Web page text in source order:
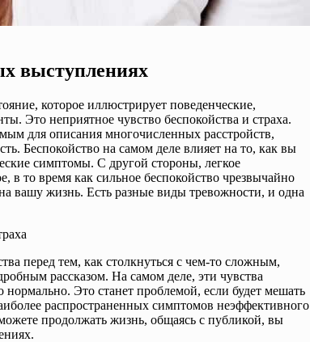
выступлениях
которое иллюстрирует поведенческие,
Это неприятное чувство беспокойства и страха.
для описания многочисленных расстройств,
Беспокойство на самом деле влияет на то, как вы
симптомы. С другой стороны, легкое
в то время как сильное беспокойство чрезвычайно
вашу жизнь. Есть разные виды тревожности, и одна
перед тем, как столкнуться с чем-то сложным,
рассказом. На самом деле, эти чувства
Это станет проблемой, если будет мешать
распространенных симптомов неэффективного
продолжать жизнь, общаясь с публикой, вы